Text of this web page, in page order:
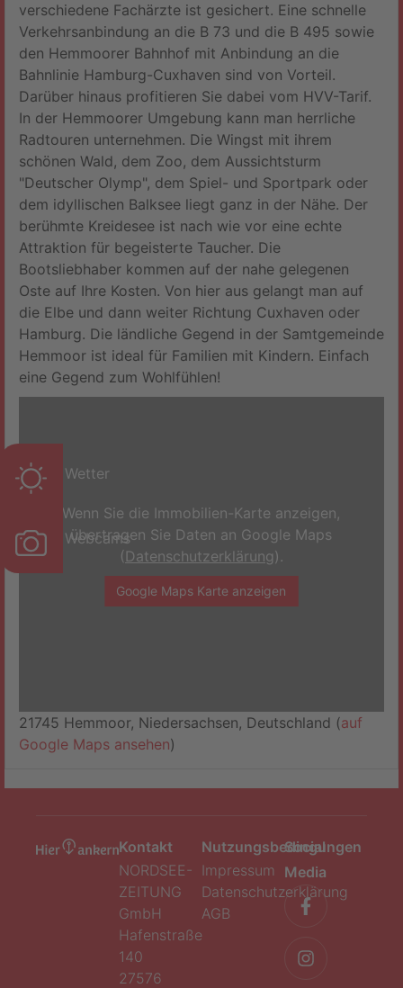
Wetter
Webcams
verschiedene Fachärzte ist gesichert. Eine schnelle
Verkehrsanbindung an die B 73 und die B 495 sowie
den Hemmoorer Bahnhof mit Anbindung an die
Bahnlinie Hamburg-Cuxhaven sind von Vorteil.
Darüber hinaus profitieren Sie dabei vom HVV-Tarif.
In der Hemmoorer Umgebung kann man herrliche
Radtouren unternehmen. Die Wingst mit ihrem
schönen Wald, dem Zoo, dem Aussichtsturm
"Deutscher Olymp", dem Spiel- und Sportpark oder
dem idyllischen Balksee liegt ganz in der Nähe. Der
berühmte Kreidesee ist nach wie vor eine echte
Attraktion für begeisterte Taucher. Die
Bootsliebhaber kommen auf der nahe gelegenen
Oste auf Ihre Kosten. Von hier aus gelangt man auf
die Elbe und dann weiter Richtung Cuxhaven oder
Hamburg. Die ländliche Gegend in der Samtgemeinde
Hemmoor ist ideal für Familien mit Kindern. Einfach
eine Gegend zum Wohlfühlen!
Wenn Sie die Immobilien-Karte anzeigen,
übertragen Sie Daten an Google Maps
(Datenschutzerklärung).
Google Maps Karte anzeigen
21745 Hemmoor, Niedersachsen, Deutschland (auf
Google Maps ansehen)
Kontakt
NORDSEE-
ZEITUNG
GmbH
Hafenstraße
140
27576
Nutzungsbedingungen
Impressum
Datenschutzerklärung
AGB
Social
Media